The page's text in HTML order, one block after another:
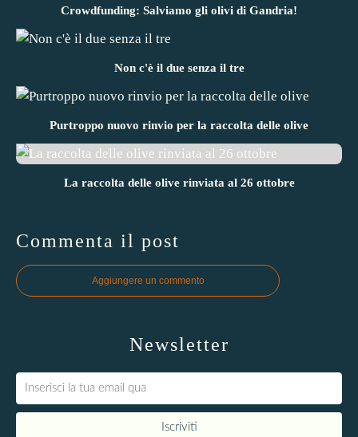
Crowdfunding: Salviamo gli olivi di Gandria!
Non c'è il due senza il tre
Purtroppo nuovo rinvio per la raccolta delle olive
La raccolta delle olive rinviata al 26 ottobre
Commenta il post
Aggiungere un commento
Newsletter